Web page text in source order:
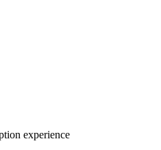
experience